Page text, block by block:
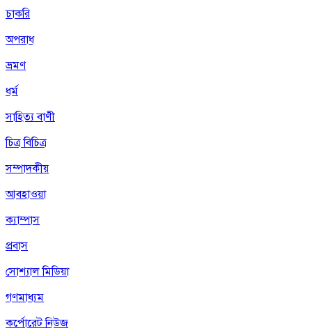
চাকরি
অপরাধ
ভ্রমণ
ধর্ম
সাহিত্য বাণী
চিত্র বিচিত্র
সম্পাদকীয়
আবহাওয়া
ক্যাম্পাস
প্রবাস
সোশ্যাল মিডিয়া
গণমাধ্যম
কর্পোরেট নিউজ